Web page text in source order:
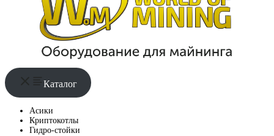
Каталог
Асики
Криптокотлы
Гидро-стойки